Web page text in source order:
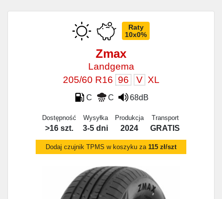
Raty
10x0%
Zmax
Landgema
205/60 R16 96 V XL
C C 68dB
Dostępność
>16 szt.
Wysyłka
3-5 dni
Produkcja
2024
Transport
GRATIS
Dodaj czujnik TPMS w koszyku za 115 zł/szt